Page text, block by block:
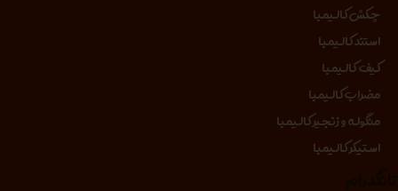
چکش کالیمبا
استند کالیمبا
کیف کالیمبا
مضراب کالیمبا
منگوله و زنجیر کالیمبا
استیکر کالیمبا